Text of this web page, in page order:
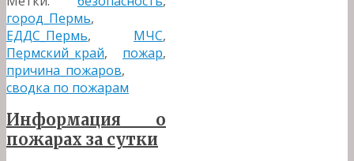
город_Пермь,
ЕДДС_Пермь, МЧС,
Пермский_край, пожар,
причина_пожаров,
сводка по пожарам
Информация о
пожарах за сутки